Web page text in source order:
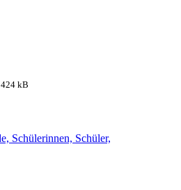
424 kB
Schülerinnen, Schüler,